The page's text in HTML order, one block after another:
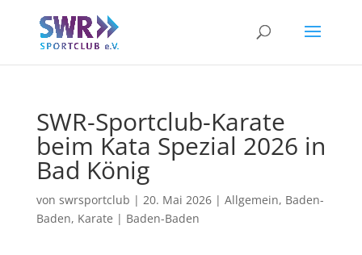
SWR-Sportclub-Karate
beim Kata Spezial 2026 in
Bad König
von swrsportclub | 20. Mai 2026| Allgemein, Baden-
Baden, Karate | Baden-Baden